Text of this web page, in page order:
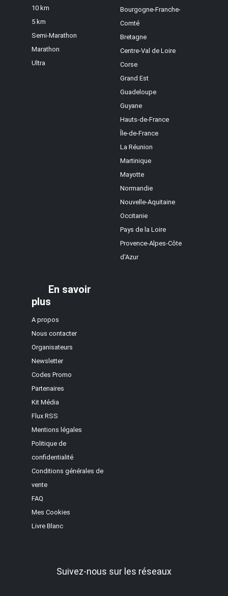
10 km
5 km
Semi-Marathon
Marathon
Ultra
Bourgogne-Franche-
Comté
Bretagne
Centre-Val de Loire
Corse
Grand Est
Guadeloupe
Guyane
Hauts-de-France
Île-de-France
La Réunion
Martinique
Mayotte
Normandie
Nouvelle-Aquitaine
Occitanie
Pays de la Loire
Provence-Alpes-Côte
d'Azur
En savoir
plus
A propos
Nous contacter
Organisateurs
Newsletter
Codes Promo
Partenaires
Kit Média
Flux RSS
Mentions légales
Politique de
confidentialité
Conditions générales de
vente
FAQ
Mes Cookies
Livre Blanc
Suivez-nous sur les réseaux